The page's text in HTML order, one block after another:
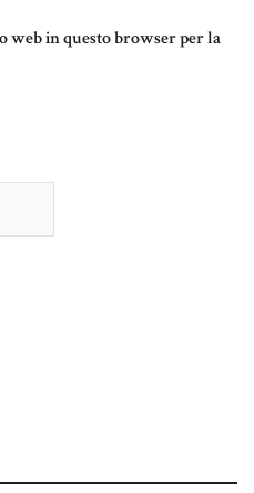
web in questo browser per la